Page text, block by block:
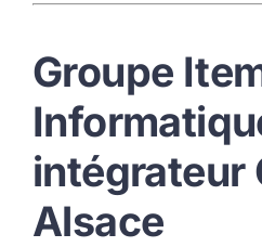
Groupe
intégrateur
Alsace